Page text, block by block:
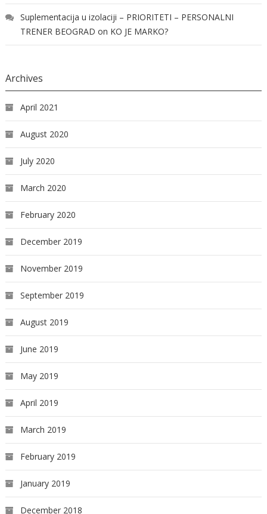
Suplementacija u izolaciji – PRIORITETI – PERSONALNI
TRENER BEOGRAD on KO JE MARKO?
Archives
April 2021
August 2020
July 2020
March 2020
February 2020
December 2019
November 2019
September 2019
August 2019
June 2019
May 2019
April 2019
March 2019
February 2019
January 2019
December 2018